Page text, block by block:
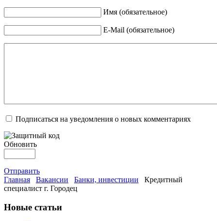
Имя (обязательное)
E-Mail (обязательное)
Подписаться на уведомления о новых комментариях
Обновить
Отправить
Главная
Вакансии Банки, инвестиции
Кредитный
специалист г. Городец
Новые статьи